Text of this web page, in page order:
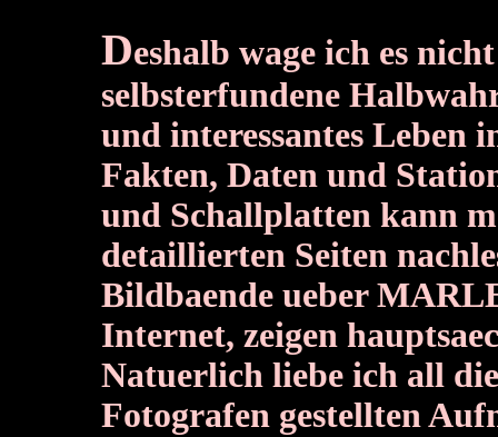
Deshalb wage ich es
selbsterfundene
und interessantes Leben
Fakten, Daten und
und Schallplatten kann
detaillierten Seiten
Bildbaende ueber
Internet, zeigen
Natuerlich liebe ich all
Fotografen gestellten